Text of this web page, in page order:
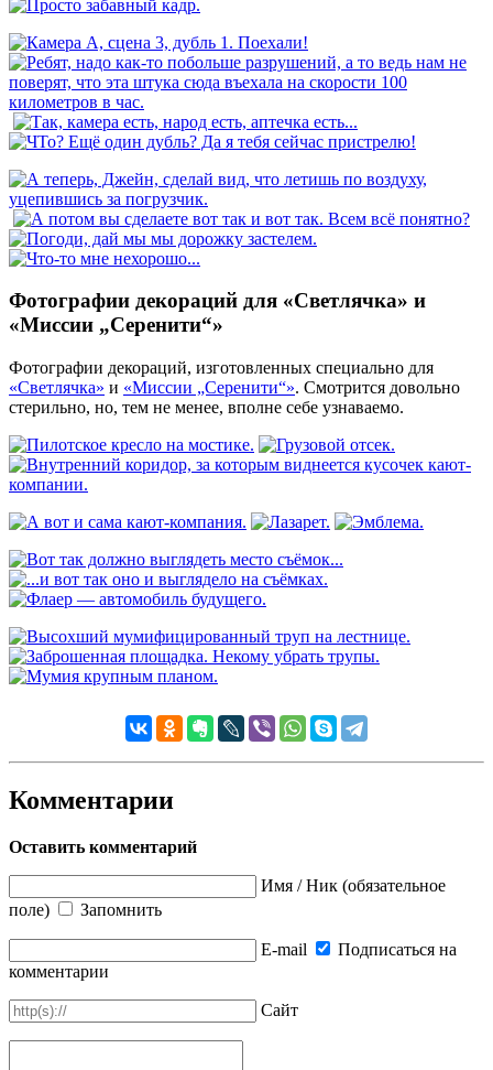
Фотографии декораций для «Светлячка» и
«Миссии „Серенити“»
Фотографии декораций, изготовленных специально для
«Светлячка» и «Миссии „Серенити“». Смотрится довольно
стерильно, но, тем не менее, вполне себе узнаваемо.
Комментарии
Оставить комментарий
Имя / Ник (обязательное
поле)
Запомнить
E-mail
Подписаться на
комментарии
Сайт